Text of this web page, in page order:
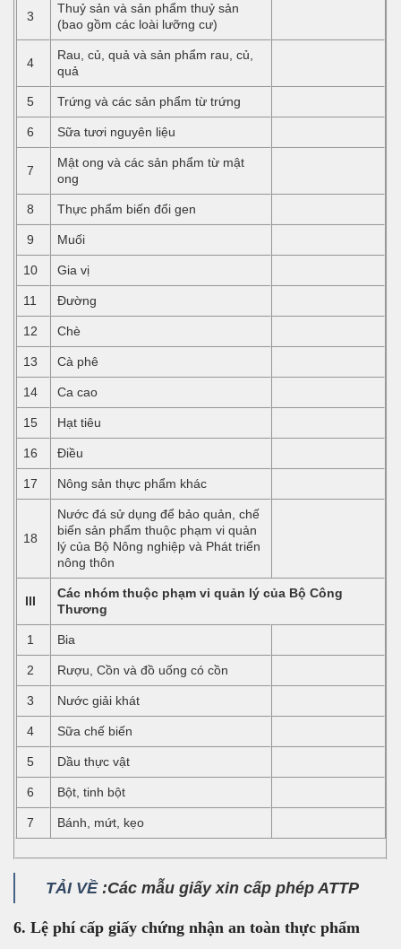
3
Thuỷ sản và sản phẩm thuỷ sản
(bao gồm các loài lưỡng cư)
4
Rau, củ, quả và sản phẩm rau, củ,
quả
5 Trứng và các sản phẩm từ trứng
6 Sữa tươi nguyên liệu
7
Mật ong và các sản phẩm từ mật
ong
8 Thực phẩm biến đổi gen
9 Muối
10 Gia vị
11 Đường
12 Chè
13 Cà phê
14 Ca cao
15 Hạt tiêu
16 Điều
17 Nông sản thực phẩm khác
18
Nước đá sử dụng để bảo quản, chế
biến sản phẩm thuộc phạm vi quản
lý của Bộ Nông nghiệp và Phát triển
nông thôn
III
Các nhóm thuộc phạm vi quản lý của Bộ Công
Thương
1 Bia
2 Rượu, Cồn và đồ uống có cồn
3 Nước giải khát
4 Sữa chế biến
5 Dầu thực vật
6 Bột, tinh bột
7 Bánh, mứt, kẹo
TẢI VỀ:Các mẫu giấy xin cấp phép ATTP
6. Lệ phí cấp giấy chứng nhận an toàn thực phẩm